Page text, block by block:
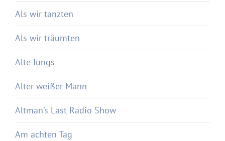
Als wir tanzten
Als wir träumten
Alte Jungs
Alter weißer Mann
Altman’s Last Radio Show
Am achten Tag